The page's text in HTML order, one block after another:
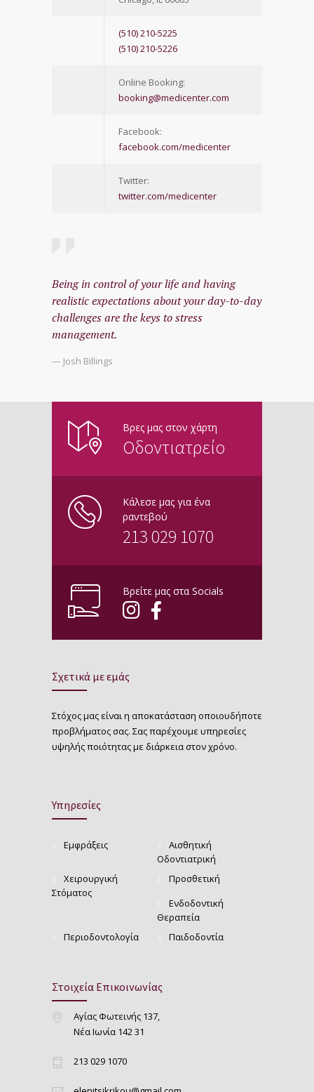
(510) 210-5225
(510) 210-5226
Online Booking:
booking@medicenter.com
Facebook:
facebook.com/medicenter
Twitter:
twitter.com/medicenter
Being in control of your life and having
realistic expectations about your day-to-day
challenges are the keys to stress
management.
— Josh Billings
Βρες μας στον χάρτη
Οδοντιατρείο
Κάλεσε μας για ένα
ραντεβού
213 029 1070
Βρείτε μας στα Socials
Σχετικά με εμάς
Στόχος μας είναι η αποκατάσταση οποιουδήποτε
προβλήματος σας. Σας παρέχουμε υπηρεσίες
υψηλής ποιότητας με διάρκεια στον χρόνο.
Υπηρεσίες
Εμφράξεις
Αισθητική
Οδοντιατρική
Χειρουργική
Στόματος
Προσθετική
Ενδοδοντική
Θεραπεία
Περιοδοντολογία
Παιδοδοντία
Στοιχεία Επικοινωνίας
Αγίας Φωτεινής 137,
Νέα Ιωνία 142 31
213 029 1070